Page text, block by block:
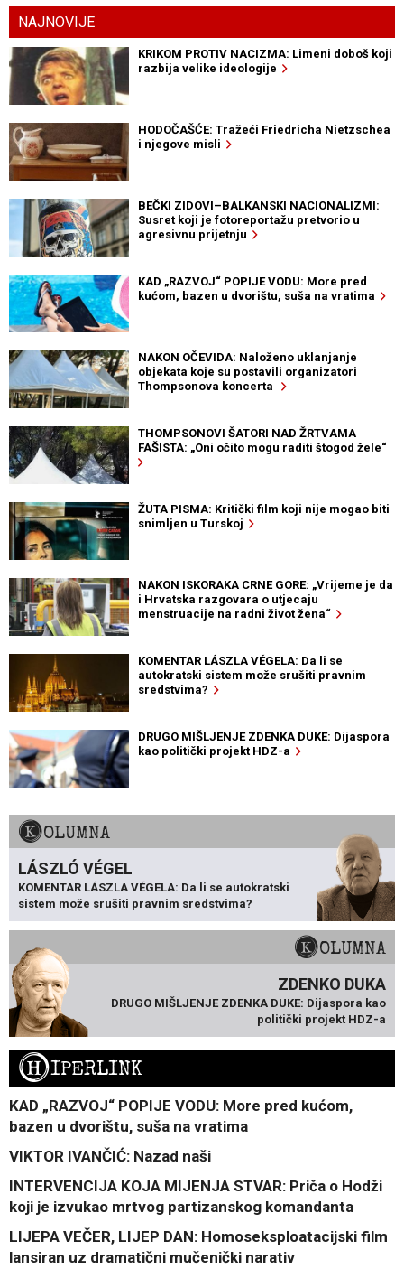
NAJNOVIJE
KRIKOM PROTIV NACIZMA: Limeni doboš koji
razbija velike ideologije
HODOČAŠĆE: Tražeći Friedricha Nietzschea
i njegove misli
BEČKI ZIDOVI–BALKANSKI NACIONALIZMI:
Susret koji je fotoreportažu pretvorio u
agresivnu prijetnju
KAD „RAZVOJ“ POPIJE VODU: More pred
kućom, bazen u dvorištu, suša na vratima
NAKON OČEVIDA: Naloženo uklanjanje
objekata koje su postavili organizatori
Thompsonova koncerta
THOMPSONOVI ŠATORI NAD ŽRTVAMA
FAŠISTA: „Oni očito mogu raditi štogod žele“
ŽUTA PISMA: Kritički film koji nije mogao biti
snimljen u Turskoj
NAKON ISKORAKA CRNE GORE: „Vrijeme je da
i Hrvatska razgovara o utjecaju
menstruacije na radni život žena“
KOMENTAR LÁSZLA VÉGELA: Da li se
autokratski sistem može srušiti pravnim
sredstvima?
DRUGO MIŠLJENJE ZDENKA DUKE: Dijaspora
kao politički projekt HDZ-a
KOLUMNA
LÁSZLÓ VÉGEL
KOMENTAR LÁSZLA VÉGELA: Da li se autokratski
sistem može srušiti pravnim sredstvima?
KOLUMNA
ZDENKO DUKA
DRUGO MIŠLJENJE ZDENKA DUKE: Dijaspora kao
politički projekt HDZ-a
HIPERLINK
KAD „RAZVOJ“ POPIJE VODU: More pred kućom,
bazen u dvorištu, suša na vratima
VIKTOR IVANČIĆ: Nazad naši
INTERVENCIJA KOJA MIJENJA STVAR: Priča o Hodži
koji je izvukao mrtvog partizanskog komandanta
LIJEPA VEČER, LIJEP DAN: Homoseksploatacijski film
lansiran uz dramatični mučenički narativ